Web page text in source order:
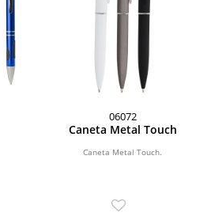
06072
Caneta Metal Touch
Caneta Metal Touch.